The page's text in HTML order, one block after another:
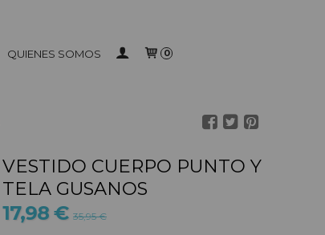
QUIENES SOMOS 0
VESTIDO CUERPO PUNTO Y
TELA GUSANOS
17,98 € 35,95 €